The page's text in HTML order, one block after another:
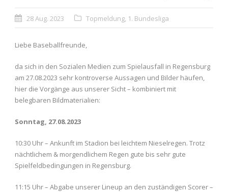
28 Aug. 2023 Topmeldung, 1. Bundesliga
Liebe Baseballfreunde,
da sich in den Sozialen Medien zum Spielausfall in Regensburg
am 27.08.2023 sehr kontroverse Aussagen und Bilder häufen,
hier die Vorgänge aus unserer Sicht – kombiniert mit
belegbaren Bildmaterialien:
Sonntag, 27.08.2023
10:30 Uhr – Ankunft im Stadion bei leichtem Nieselregen. Trotz
nächtlichem & morgendlichem Regen gute bis sehr gute
Spielfeldbedingungen in Regensburg.
11:15 Uhr – Abgabe unserer Lineup an den zuständigen Scorer –